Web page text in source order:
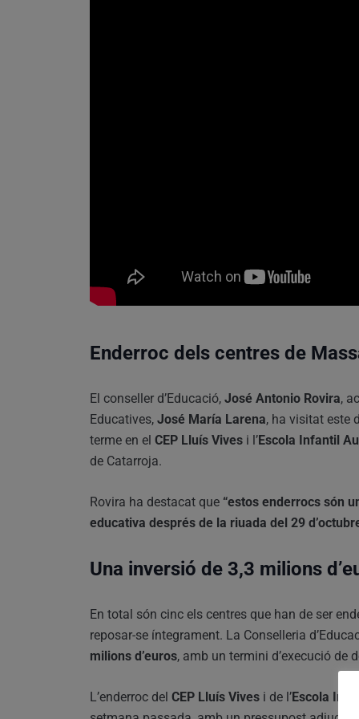
Enderroc dels centres de
El conseller d’Educació, José Antonio Rovira,
Educatives, José María Larena, ha visitat este
terme en el CEP Lluís Vives i l’Escola Infantil
de Catarroja.
Rovira ha destacat que “estos enderrocs són
educativa després de la riuada del 29
Una inversió de 3,3 milions
En total són cinc els centres que han de ser
reposar-se íntegrament. La Conselleria
milions d’euros, amb un termini d’execució de
L’enderroc del CEP Lluís Vives i de l’Escola